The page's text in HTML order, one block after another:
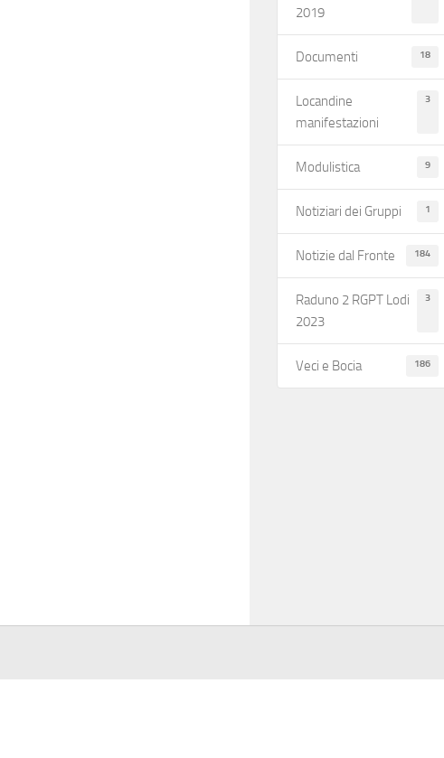
2019
Documenti 18
Locandine
manifestazioni
3
Modulistica 9
Notiziari dei Gruppi 1
Notizie dal Fronte 184
Raduno 2 RGPT Lodi
2023
3
Veci e Bocia 186